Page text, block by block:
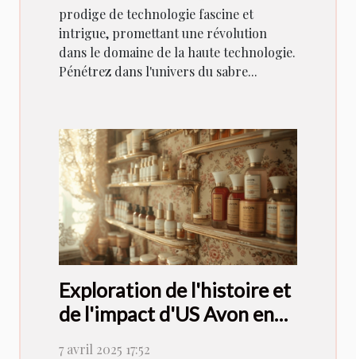
prodige de technologie fascine et
intrigue, promettant une révolution
dans le domaine de la haute technologie.
Pénétrez dans l'univers du sabre...
Exploration de l'histoire et
de l'impact d'US Avon en
France
7 avril 2025 17:52